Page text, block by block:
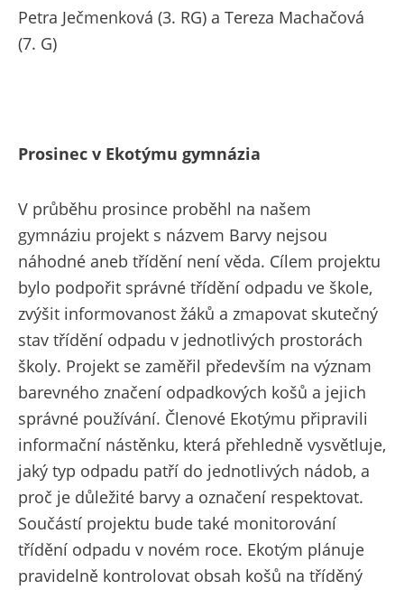
Petra Ječmenková (3. RG) a Tereza Machačová
(7. G)
Prosinec v Ekotýmu gymnázia
V průběhu prosince proběhl na našem
gymnáziu projekt s názvem Barvy nejsou
náhodné aneb třídění není věda. Cílem projektu
bylo podpořit správné třídění odpadu ve škole,
zvýšit informovanost žáků a zmapovat skutečný
stav třídění odpadu v jednotlivých prostorách
školy. Projekt se zaměřil především na význam
barevného značení odpadkových košů a jejich
správné používání. Členové Ekotýmu připravili
informační nástěnku, která přehledně vysvětluje,
jaký typ odpadu patří do jednotlivých nádob, a
proč je důležité barvy a označení respektovat.
Součástí projektu bude také monitorování
třídění odpadu v novém roce. Ekotým plánuje
pravidelně kontrolovat obsah košů na tříděný